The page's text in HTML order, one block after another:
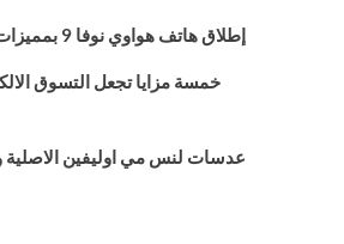
إطلاق هاتف هواوي نوفا 9 بمميزات رائعة
خمسة مزايا تجعل التسوق
عدسات لنس مي اوليفين الاصلية